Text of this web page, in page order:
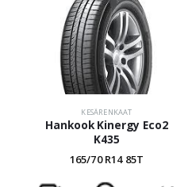
KESÄRENKAAT
Hankook Kinergy Eco2
K435
165/70 R14 85T